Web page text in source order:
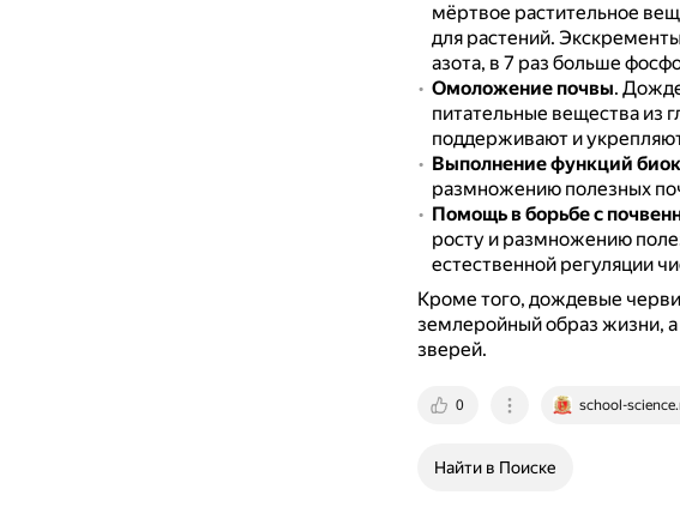
мёртвое растительное
для растений.
азота, в 7 раз больше
Омоложение почвы.
питательные вещества из
поддерживают и
Выполнение функций
размножению полезных
Помощь в борьбе с
росту и размножению
естественной регуляции
Кроме того, дождевые
землеройный образ жизни,
зверей.
0 school-
Найти в Поиске